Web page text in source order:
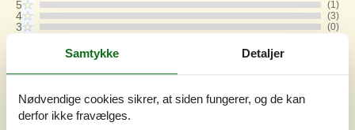
5 (1)
4 (3)
3 (0)
Kommentarer
Samtykke Detaljer
Nødvendige cookies sikrer, at siden fungerer, og de kan
derfor ikke fravælges.